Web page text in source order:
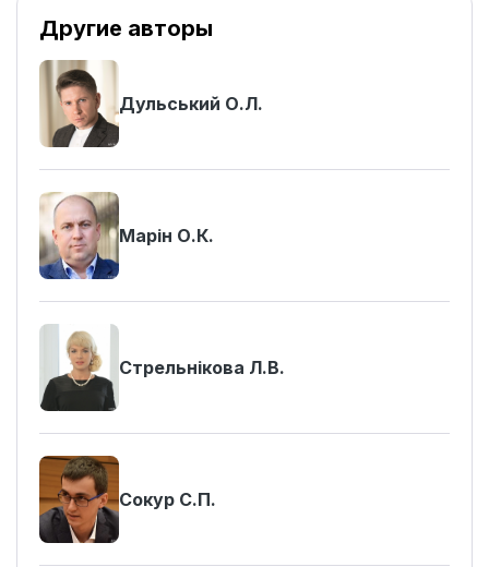
Другие авторы
Дульський О.Л.
Марін О.К.
Стрельнікова Л.В.
Сокур С.П.